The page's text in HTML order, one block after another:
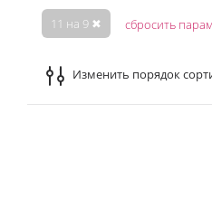
11 на 9 ✖ сбросить
Изменить порядок